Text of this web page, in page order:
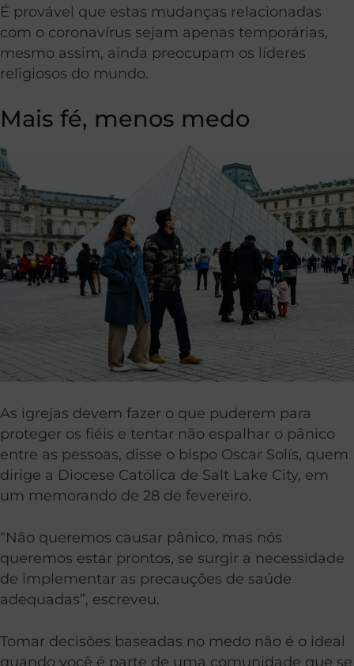
É provável que estas mudanças relacionadas
com o coronavírus sejam apenas temporárias,
mesmo assim, ainda preocupam os líderes
religiosos do mundo.
Mais fé, menos medo
As igrejas devem fazer o que puderem para
proteger os fiéis e tentar não espalhar o pânico
entre as pessoas, disse o bispo Oscar Solís, quem
dirige a Diocese Católica de Salt Lake City, em
um memorando de 28 de fevereiro.
“Não queremos causar pânico, mas nós
queremos estar prontos, se surgir a necessidade
de implementar as precauções de saúde
adequadas”, escreveu.
Tomar decisões baseadas no medo não é o ideal
quando você é parte de uma comunidade que se